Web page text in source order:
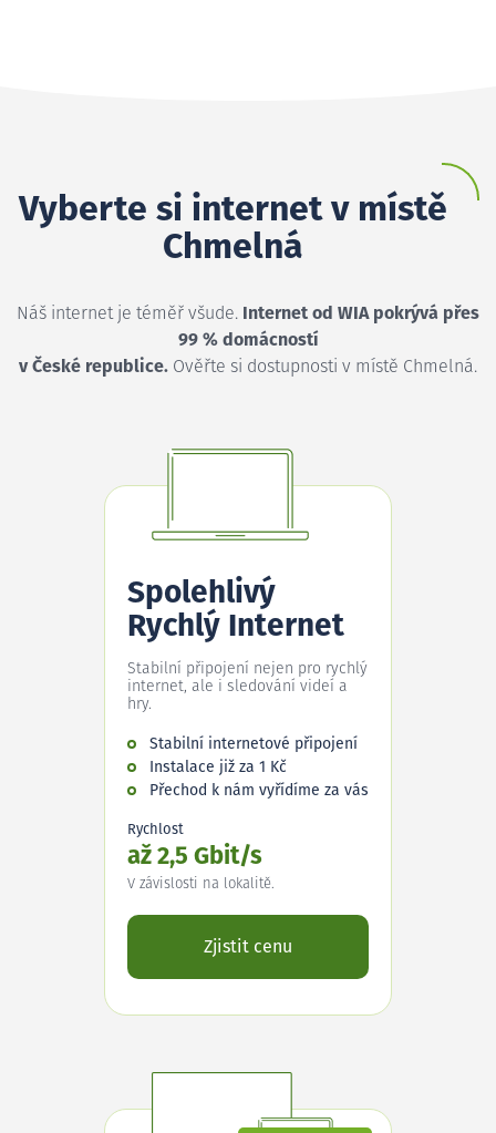
Vyberte si internet v místě
Chmelná
Náš internet je téměř všude. Internet od WIA pokrývá přes
99 % domácností
v České republice. Ověřte si dostupnosti v místě Chmelná.
Spolehlivý
Rychlý Internet
Stabilní připojení nejen pro rychlý
internet, ale i sledování videí a
hry.
Stabilní internetové připojení
Instalace již za 1 Kč
Přechod k nám vyřídíme za vás
Rychlost
až 2,5 Gbit/s
V závislosti na lokalitě.
Zjistit cenu